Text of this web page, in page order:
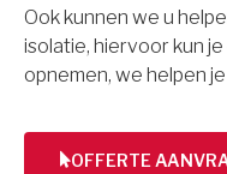
Ook kunnen we u
isolatie, hiervoor kun
opnemen, we helpen
OFFERTE